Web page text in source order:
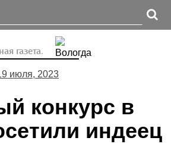
газета.
июля, 2023
конкурс в
индеец